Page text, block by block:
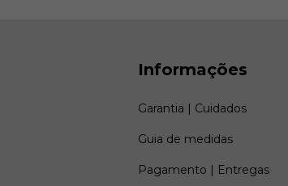
Informações
Garantia | Cuidados
Guia de medidas
Pagamento | Entregas